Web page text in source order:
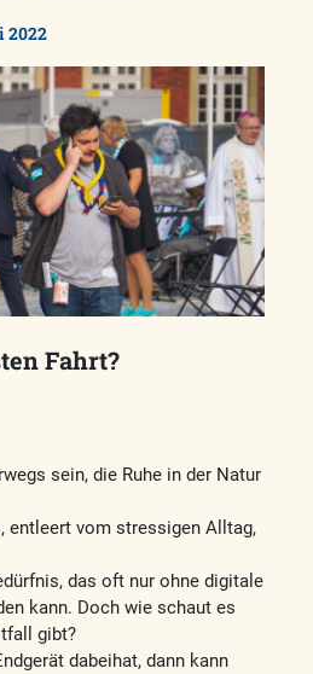
2022
Fahrt?
sein, die Ruhe in der Natur
entleert vom stressigen Alltag,
das oft nur ohne digitale
kann. Doch wie schaut es
gibt?
dabeihat, dann kann